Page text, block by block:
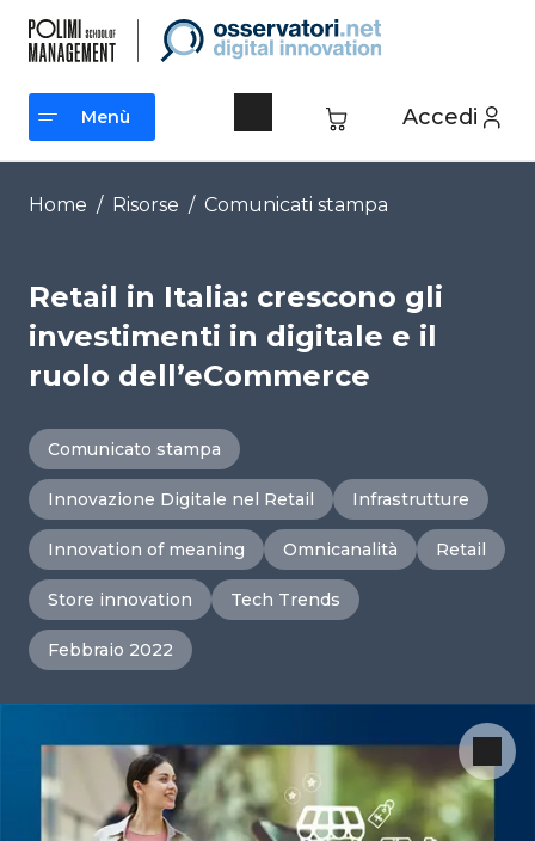
contenuto
Accedi
Menù
Menù
Home / Risorse / Comunicati stampa
Retail in Italia: crescono gli
investimenti in digitale e il
ruolo dell’eCommerce
Comunicato stampa
Innovazione Digitale nel Retail Infrastrutture
Innovation of meaning Omnicanalità Retail
Store innovation Tech Trends
Febbraio 2022